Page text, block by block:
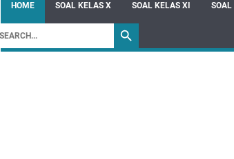
HOME SOAL KELAS X SOAL KELAS XI SOAL